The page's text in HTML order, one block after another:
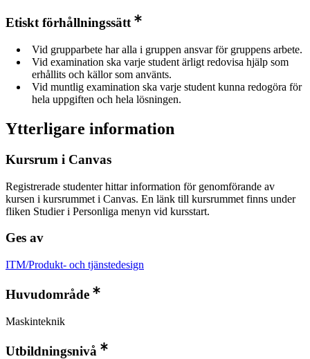
Etiskt förhållningssätt
Vid grupparbete har alla i gruppen ansvar för gruppens arbete.
Vid examination ska varje student ärligt redovisa hjälp som
erhållits och källor som använts.
Vid muntlig examination ska varje student kunna redogöra för
hela uppgiften och hela lösningen.
Ytterligare information
Kursrum i Canvas
Registrerade studenter hittar information för genomförande av
kursen i kursrummet i Canvas. En länk till kursrummet finns under
fliken Studier i Personliga menyn vid kursstart.
Ges av
ITM/Produkt- och tjänstedesign
Huvudområde
Maskinteknik
Utbildningsnivå